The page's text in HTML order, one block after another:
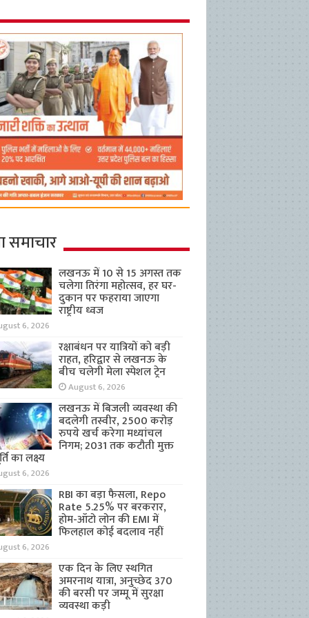
समाचार
लखनऊ में 10 से 15 अगस्त तक
चलेगा तिरंगा महोत्सव, हर घर-
दुकान पर फहराया जाएगा
राष्ट्रीय ध्वज
6, 2026
रक्षाबंधन पर यात्रियों को बड़ी
राहत, हरिद्वार से लखनऊ के
बीच चलेगी मेला स्पेशल ट्रेन
August 6, 2026
लखनऊ में बिजली व्यवस्था की
बदलेगी तस्वीर, 2500 करोड़
रुपये खर्च करेगा मध्यांचल
निगम; 2031 तक कटौती मुक्त
का लक्ष्य
6, 2026
RBI का बड़ा फैसला, Repo
Rate 5.25% पर बरकरार,
होम-ऑटो लोन की EMI में
फिलहाल कोई बदलाव नहीं
6, 2026
एक दिन के लिए स्थगित
अमरनाथ यात्रा, अनुच्छेद 370
की बरसी पर जम्मू में सुरक्षा
व्यवस्था कड़ी